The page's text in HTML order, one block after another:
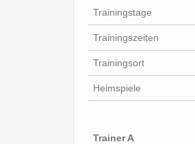
Trainingstage
Trainingszeiten
Trainingsort
Heimspiele
Trainer A